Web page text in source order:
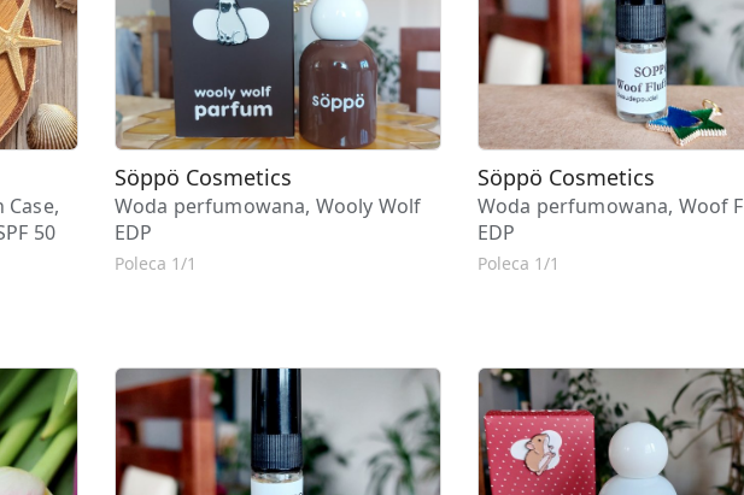
Case,
50
Söppö Cosmetics
Woda perfumowana, Wooly Wolf
EDP
Poleca 1/1
Söppö Cosmetics
Woda perfumowana, Woof
EDP
Poleca 1/1